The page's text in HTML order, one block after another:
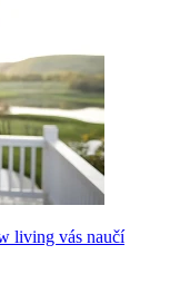
living vás naučí